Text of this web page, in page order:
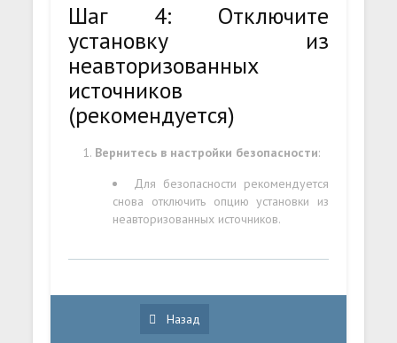
Шаг 4: Отключите
установку из
неавторизованных
источников
(рекомендуется)
Вернитесь в настройки безопасности:
Для безопасности рекомендуется
снова отключить опцию установки из
неавторизованных источников.
Назад